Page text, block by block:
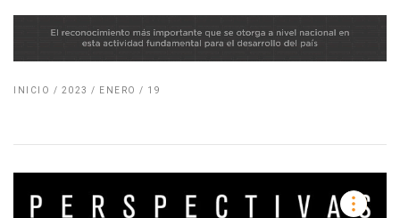
INICIO / 2023 / ENERO / 19